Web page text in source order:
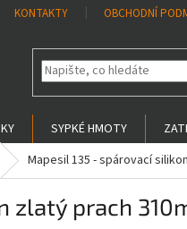
KONTAKTY OBCHODNÍ
SYPKÉ HMOTY
Mapesil 135 - spárovací
zlatý prach